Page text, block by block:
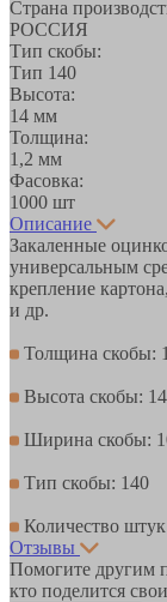
Страна
РОССИЯ
Тип скобы:
Тип 140
Высота:
14 мм
Толщина:
1,2 мм
Фасовка:
1000 шт
Описание
Закаленные
универсальным
крепление
и др.
Толщина скобы:
Высота скобы:
Ширина скобы:
Тип скобы: 140
Количество
Отзывы
Помогите другим
кто поделится